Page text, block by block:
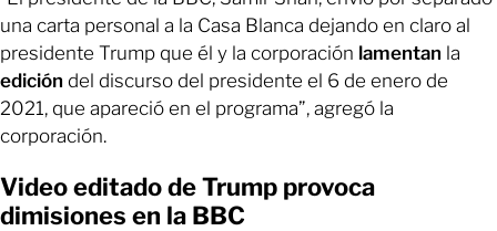
una carta personal a la Casa Blanca dejando en claro al
presidente Trump que él y la corporación lamentan la
edición del discurso del presidente el 6 de enero de
2021, que apareció en el programa”, agregó la
corporación.
Video editado de Trump provoca
dimisiones en la BBC